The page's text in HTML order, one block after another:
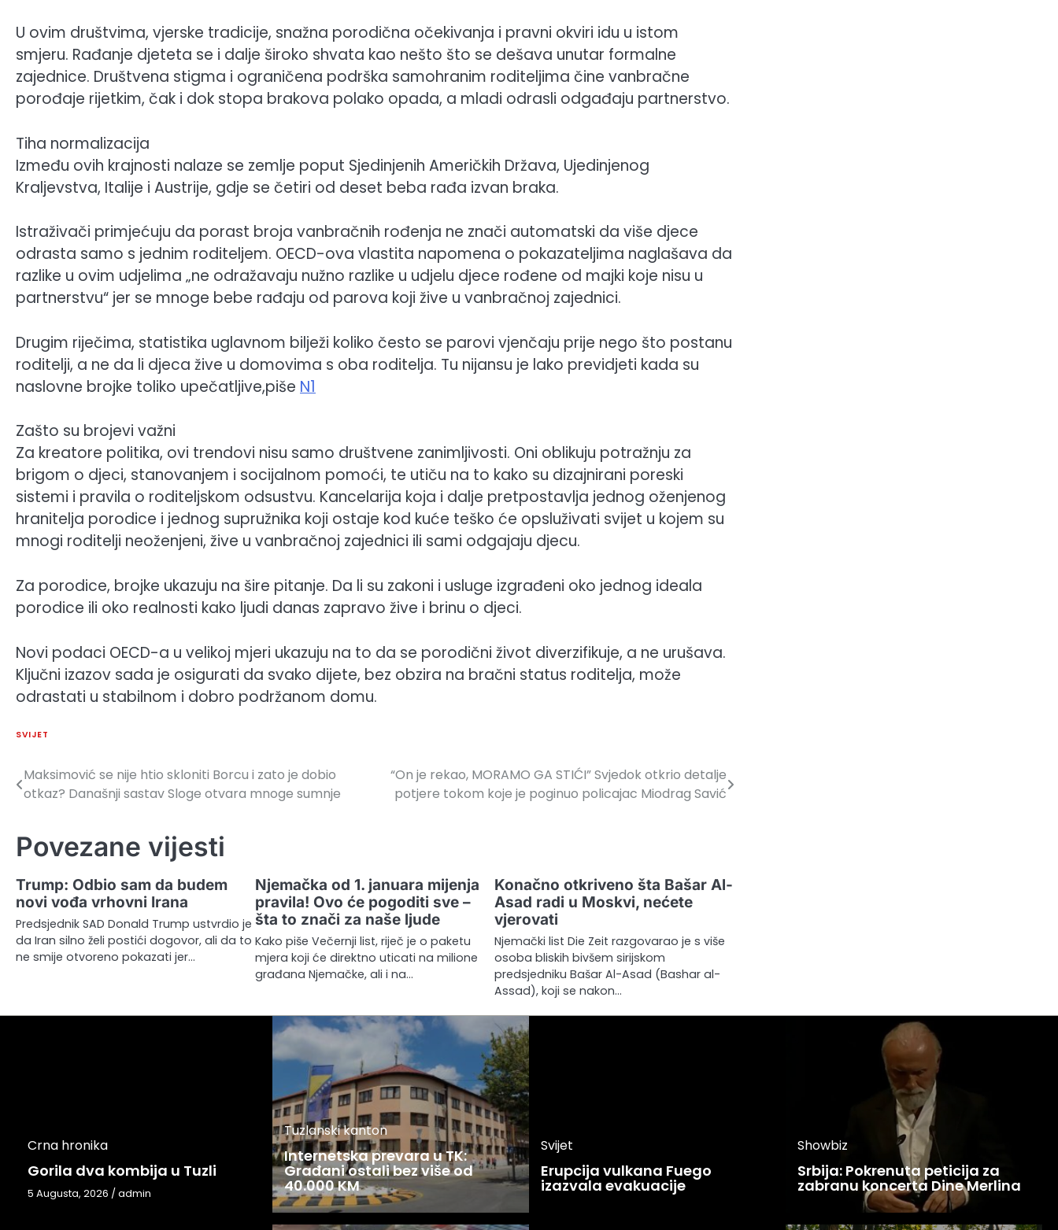
U ovim društvima, vjerske tradicije, snažna porodična očekivanja i pravni okviri idu u istom
smjeru. Rađanje djeteta se i dalje široko shvata kao nešto što se dešava unutar formalne
zajednice. Društvena stigma i ograničena podrška samohranim roditeljima čine vanbračne
porođaje rijetkim, čak i dok stopa brakova polako opada, a mladi odrasli odgađaju partnerstvo.
Tiha normalizacija
Između ovih krajnosti nalaze se zemlje poput Sjedinjenih Američkih Država, Ujedinjenog
Kraljevstva, Italije i Austrije, gdje se četiri od deset beba rađa izvan braka.
Istraživači primjećuju da porast broja vanbračnih rođenja ne znači automatski da više djece
odrasta samo s jednim roditeljem. OECD-ova vlastita napomena o pokazateljima naglašava da
razlike u ovim udjelima „ne odražavaju nužno razlike u udjelu djece rođene od majki koje nisu u
partnerstvu“ jer se mnoge bebe rađaju od parova koji žive u vanbračnoj zajednici.
Drugim riječima, statistika uglavnom bilježi koliko često se parovi vjenčaju prije nego što postanu
roditelji, a ne da li djeca žive u domovima s oba roditelja. Tu nijansu je lako previdjeti kada su
naslovne brojke toliko upečatljive,piše N1
Zašto su brojevi važni
Za kreatore politika, ovi trendovi nisu samo društvene zanimljivosti. Oni oblikuju potražnju za
brigom o djeci, stanovanjem i socijalnom pomoći, te utiču na to kako su dizajnirani poreski
sistemi i pravila o roditeljskom odsustvu. Kancelarija koja i dalje pretpostavlja jednog oženjenog
hranitelja porodice i jednog supružnika koji ostaje kod kuće teško će opsluživati ​​svijet u kojem su
mnogi roditelji neoženjeni, žive u vanbračnoj zajednici ili sami odgajaju djecu.
Za porodice, brojke ukazuju na šire pitanje. Da li su zakoni i usluge izgrađeni oko jednog ideala
porodice ili oko realnosti kako ljudi danas zapravo žive i brinu o djeci.
Novi podaci OECD-a u velikoj mjeri ukazuju na to da se porodični život diverzifikuje, a ne urušava.
Ključni izazov sada je osigurati da svako dijete, bez obzira na bračni status roditelja, može
odrastati u stabilnom i dobro podržanom domu.
SVIJET
Navigacija
Maksimović se nije htio skloniti Borcu i zato je dobio
otkaz? Današnji sastav Sloge otvara mnoge sumnje
“On je rekao, MORAMO GA STIĆI” Svjedok otkrio detalje
potjere tokom koje je poginuo policajac Miodrag Savić
Povezane vijesti
Trump: Odbio sam da budem
novi vođa vrhovni Irana
Predsjednik SAD Donald Trump ustvrdio je
da Iran silno želi postići dogovor, ali da to
ne smije otvoreno pokazati jer…
Njemačka od 1. januara mijenja
pravila! Ovo će pogoditi sve –
šta to znači za naše ljude
Kako piše Večernji list, riječ je o paketu
mjera koji će direktno uticati na milione
građana Njemačke, ali i na…
Konačno otkriveno šta Bašar Al-
Asad radi u Moskvi, nećete
vjerovati
Njemački list Die Zeit razgovarao je s više
osoba bliskih bivšem sirijskom
predsjedniku Bašar Al-Asad (Bashar al-
Assad), koji se nakon…
Crna hronika
Gorila dva kombija u Tuzli
5 Augusta, 2026 /admin
Tuzlanski kanton
Internetska prevara u TK:
Građani ostali bez više od
40.000 KM
Svijet
Erupcija vulkana Fuego
izazvala evakuacije
Showbiz
Srbija: Pokrenuta peticija za
zabranu koncerta Dine Merlina